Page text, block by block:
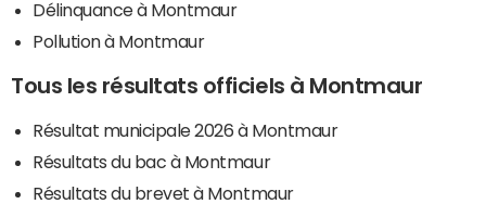
Délinquance à Montmaur
Pollution à Montmaur
Tous les résultats officiels à Montmaur
Résultat municipale 2026 à Montmaur
Résultats du bac à Montmaur
Résultats du brevet à Montmaur